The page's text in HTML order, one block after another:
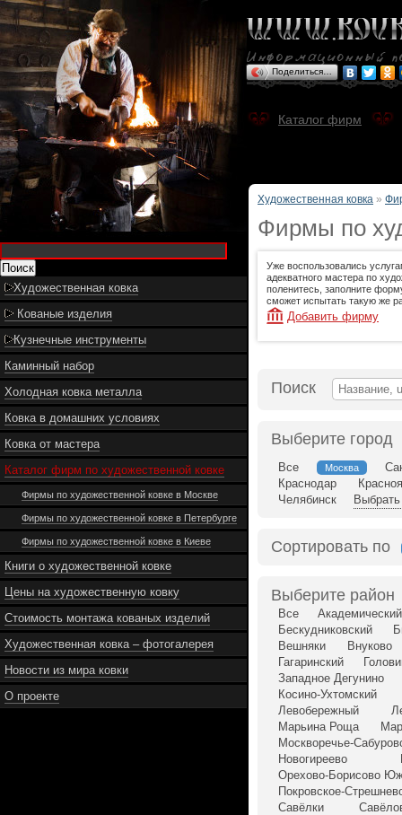
Художественная ковка
Кованые изделия
Кузнечные инструменты
Каминный набор
Холодная ковка металла
Ковка в домашних условиях
Ковка от мастера
Каталог фирм по художественной ковке
Фирмы по художественной ковке в Москве
Фирмы по художественной ковке в Петербурге
Фирмы по художественной ковке в Киеве
Книги о художественной ковке
Цены на художественную ковку
Стоимость монтажа кованых изделий
Художественная ковка – фотогалерея
Новости из мира ковки
О проекте
Поделиться…
Каталог фирм
Художественная ковка »
Фирмы по
Уже воспользовались
адекватного мастера по
поленитесь, заполните
сможет испытать такую же
Добавить фирму
Поиск
Выберите город
Все Москва
Краснодар
Челябинск
Сортировать по
Выберите район
Все
Академический
Бескудниковский
Вешняки
Внуково
Гагаринский
Западное Дегунино
Косино-Ухтомский
Левобережный
Марьина Роща
Москворечье-
Новогиреево
Орехово-Борисово
Покровское-
Савёлки